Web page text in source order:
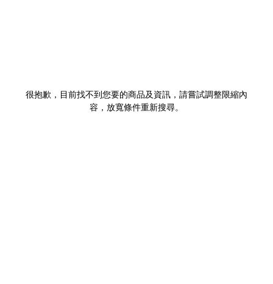
很抱歉，目前找不到您要的商品及資訊，請嘗試調整限縮內
容，放寬條件重新搜尋。